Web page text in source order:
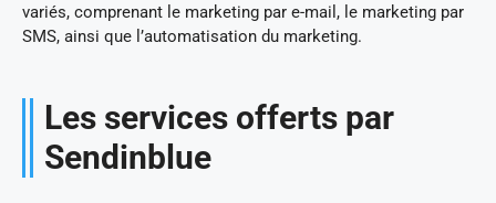
variés, comprenant le marketing par e-mail, le marketing par
SMS, ainsi que l’automatisation du marketing.
Les services offerts par
Sendinblue